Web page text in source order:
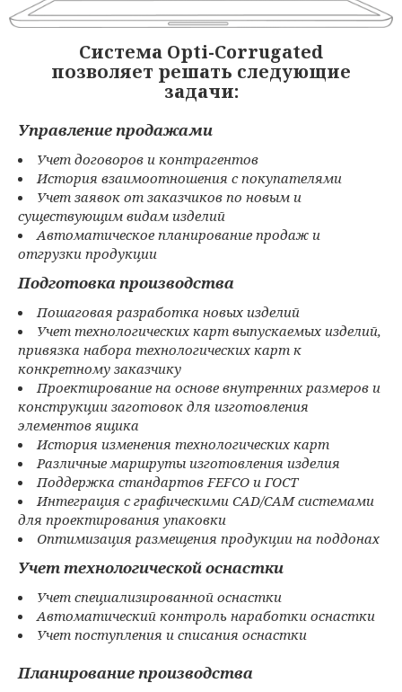
Cистема Opti-Corrugated
позволяет решать следующие
задачи:
Управление продажами
Учет договоров и контрагентов
История взаимоотношения с покупателями
Учет заявок от заказчиков по новым и
существующим видам изделий
Автоматическое планирование продаж и
отгрузки продукции
Подготовка производства
Пошаговая разработка новых изделий
Учет технологических карт выпускаемых изделий,
привязка набора технологических карт к
конкретному заказчику
Проектирование на основе внутренних размеров и
конструкции заготовок для изготовления
элементов ящика
История изменения технологических карт
Различные маршруты изготовления изделия
Поддержка стандартов FEFCO и ГОСТ
Интеграция с графическими CAD/CAM системами
для проектирования упаковки
Оптимизация размещения продукции на поддонах
Учет технологической оснастки
Учет специализированной оснастки
Автоматический контроль наработки оснастки
Учет поступления и списания оснастки
Планирование производства